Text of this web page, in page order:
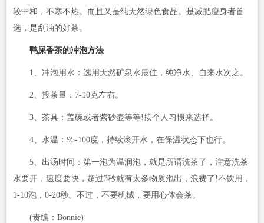
较中和，不寒不热。而且又是纯天然绿色食品。是减肥瘦身者首
选，是刮油的好茶。
鸭屎香茶的冲泡方法
1、冲泡用水：选用天然矿泉水最佳，纯净水、自来水次之。
2、投茶量：7-10克左右。
3、茶具：盖碗或者紫砂壶等等!按个人习惯来选择。
4、水温：95-100度，持续滚开水，在保温状态下也行。
5、出汤时间：第一泡为温润泡，就是所谓洗茶了，注意洗茶
水要开，速度要快，超过3秒就有太多物质泡出，浪费了!不饮用，
1-10泡，0-20秒。不过，不要机械，要用心体会茶。
(责编：Bonnie)